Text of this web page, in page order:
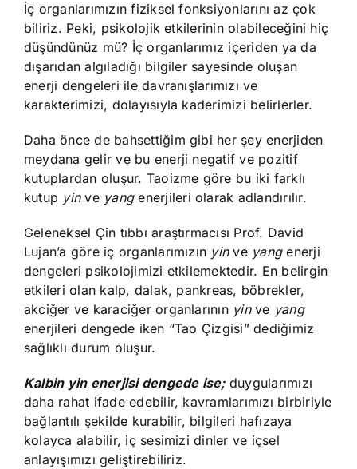
İç organlarımızın fiziksel fonksiyonlarını az çok
biliriz. Peki, psikolojik etkilerinin olabileceğini hiç
düşündünüz mü? İç organlarımız içeriden ya da
dışarıdan algıladığı bilgiler sayesinde oluşan
enerji dengeleri ile davranışlarımızı ve
karakterimizi, dolayısıyla kaderimizi belirlerler.
Daha önce de bahsettiğim gibi her şey enerjiden
meydana gelir ve bu enerji negatif ve pozitif
kutuplardan oluşur. Taoizme göre bu iki farklı
kutup yinve yangenerjileri olarak adlandırılır.
Geleneksel Çin tıbbı araştırmacısı Prof. David
Lujan’a göre iç organlarımızın yinve yangenerji
dengeleri psikolojimizi etkilemektedir. En belirgin
etkileri olan kalp, dalak, pankreas, böbrekler,
akciğer ve karaciğer organlarının yinve yang
enerjileri dengede iken “Tao Çizgisi” dediğimiz
sağlıklı durum oluşur.
Kalbin yin enerjisi dengede ise;duygularımızı
daha rahat ifade edebilir, kavramlarımızı birbiriyle
bağlantılı şekilde kurabilir, bilgileri hafızaya
kolayca alabilir, iç sesimizi dinler ve içsel
anlayışımızı geliştirebiliriz.